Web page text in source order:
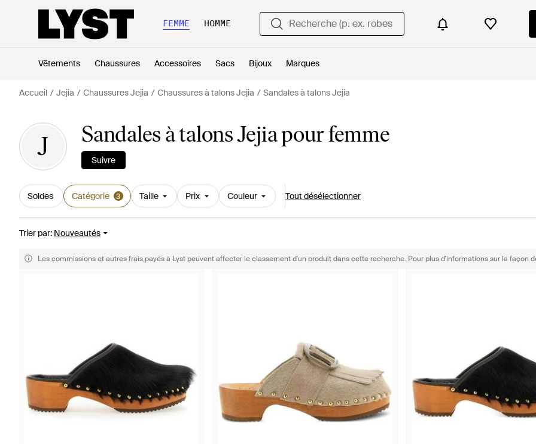
FEMME HOMME
Vêtements Chaussures Accessoires Sacs Bijoux Marques
Accueil Jejia Chaussures Jejia Chaussures à talons Jejia Sandales à talons Jejia
J Sandales à talons Jejia pour femme
Suivre
Soldes Catégorie 3 Taille Prix Couleur Tout désélectionner
Trier par: Nouveautés
Les commissions et autres frais payés à Lyst peuvent affecter le classement d'un produit dans cette recherche. Pour plus d'informations sur la façon